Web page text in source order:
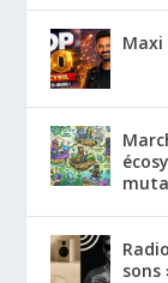
Maxi
sons